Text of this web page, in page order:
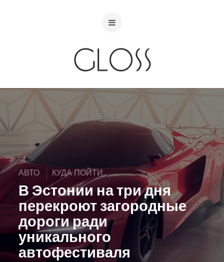
АВТО КУДА ПОЙТИ
В Эстонии на три дня
перекроют загородные
дороги ради
уникального
автофестиваля